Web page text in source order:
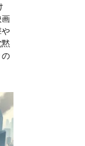
画
や
黙
の